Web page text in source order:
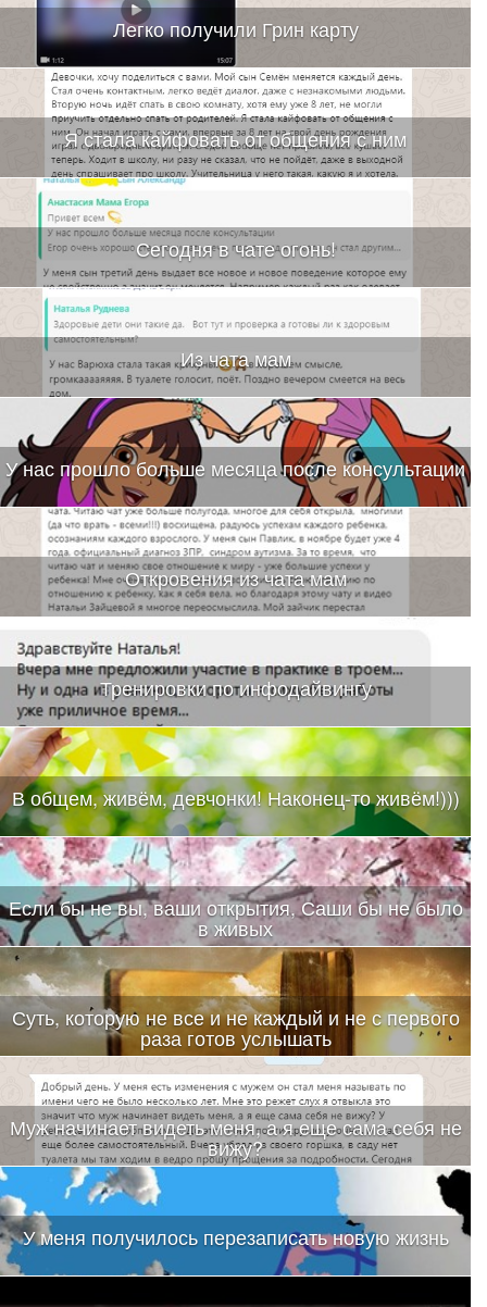
Легко получили Грин карту
Я стала кайфовать от общения с ним
Сегодня в чате огонь!
Из чата мам
У нас прошло больше месяца после консультации
Откровения из чата мам
Тренировки по инфодайвингу
В общем, живём, девчонки! Наконец-то живём!)))
Если бы не вы, ваши открытия, Саши бы не было
в живых
Суть, которую не все и не каждый и не с первого
раза готов услышать
Муж начинает видеть меня, а я еще сама себя не
вижу?
У меня получилось перезаписать новую жизнь